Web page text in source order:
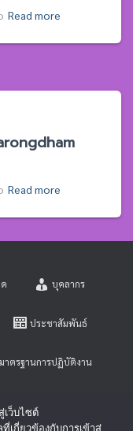
Read more
Read more
บุคลากร
ประชาสัมพันธ์
าตรฐานการปฏิบัติงาน
เว็บไซต์
กี่ยวข้องกับการเข้าสู่